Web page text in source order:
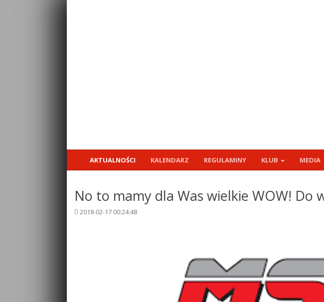
AKTUALNOŚCI KALENDARZ REGULAMINY KLUB MEDIA
No to mamy dla Was wielkie WOW! Do
2018-02-17 00:24:48